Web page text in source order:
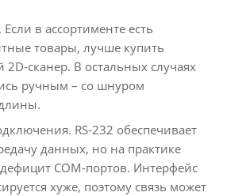
в ассортименте есть
товары, лучше купить
2D-сканер. В остальных случаях
ручным – со шнуром
RS-232 обеспечивает
данных, но на практике
дефицит СОМ-портов. Интерфейс
хуже, поэтому связь может